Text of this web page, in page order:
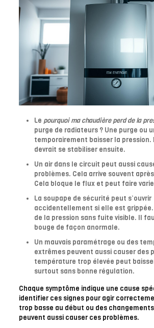
Le pourquoi ma chaudière perd de la
purge de radiateurs ? Une purge ou
temporairement baisser la pression.
devrait se stabiliser ensuite.
Un air dans le circuit peut aussi
problèmes. Cela arrive souvent
Cela bloque le flux et peut faire
La soupape de sécurité peut s’ouvrir
accidentellement si elle est
de la pression sans fuite visible. Il
bouge de façon anormale.
Un mauvais paramétrage ou des
extrêmes peuvent aussi causer des
température trop élevée peut
surtout sans bonne régulation.
Chaque symptôme indique une cause
identifier ces signes pour agir
trop basse au début ou des
peuvent aussi causer ces problèmes.